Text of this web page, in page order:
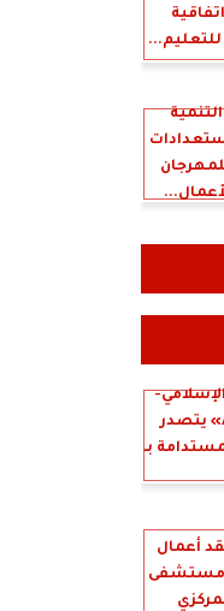
مصر ADIB-Egypt» يتصدر
بـ
أعمال
مستشفى